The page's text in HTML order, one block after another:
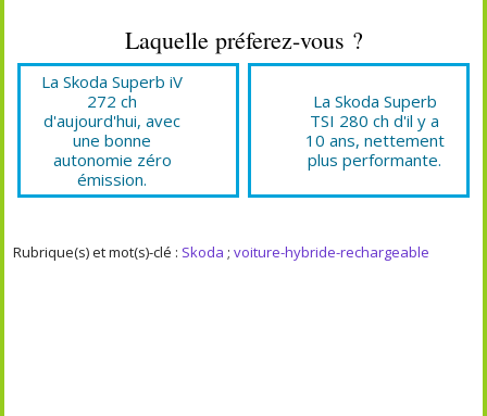
Laquelle préferez-vous ?
La Skoda Superb iV
272 ch
d'aujourd'hui, avec
une bonne
autonomie zéro
émission.
La Skoda Superb
TSI 280 ch d'il y a
10 ans, nettement
plus performante.
Rubrique(s) et mot(s)-clé : Skoda ;voiture-hybride-rechargeable